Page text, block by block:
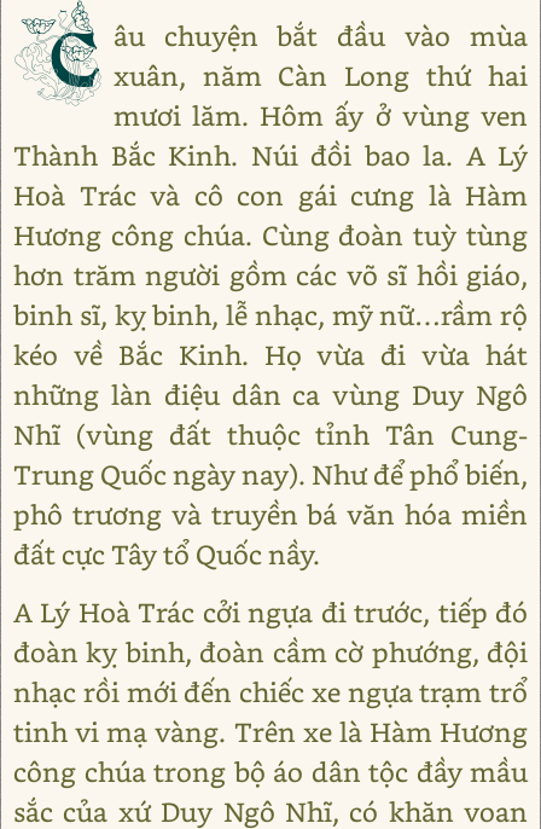
C âu chuyện bắt đầu vào mùa
xuân, năm Càn Long thứ hai
mươi lăm. Hôm ấy ở vùng ven
Thành Bắc Kinh. Núi đồi bao la. A Lý
Hoà Trác và cô con gái cưng là Hàm
Hương công chúa. Cùng đoàn tuỳ tùng
hơn trăm người gồm các võ sĩ hồi giáo,
binh sĩ, kỵ binh, lễ nhạc, mỹ nữ…rầm rộ
kéo về Bắc Kinh. Họ vừa đi vừa hát
những làn điệu dân ca vùng Duy Ngô
Nhĩ (vùng đất thuộc tỉnh Tân Cung-
Trung Quốc ngày nay). Như để phổ biến,
phô trương và truyền bá văn hóa miền
đất cực Tây tổ Quốc nầy.
A Lý Hoà Trác cởi ngựa đi trước, tiếp đó
đoàn kỵ binh, đoàn cầm cờ phướng, đội
nhạc rồi mới đến chiếc xe ngựa trạm trổ
tinh vi mạ vàng. Trên xe là Hàm Hương
công chúa trong bộ áo dân tộc đầy mầu
sắc của xứ Duy Ngô Nhĩ, có khăn voan